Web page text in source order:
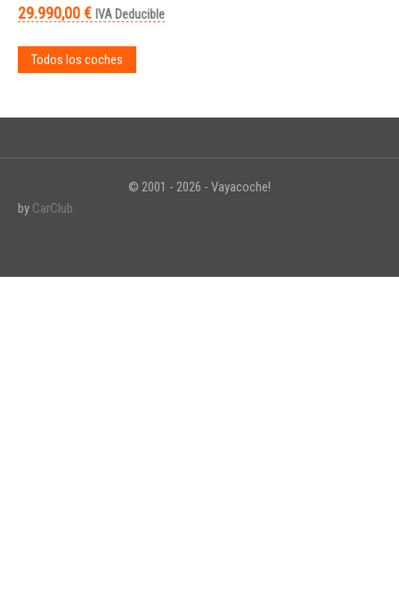
29.990,00 € IVA Deducible
Todos los coches
© 2001 - 2026 - Vayacoche!
by CarClub